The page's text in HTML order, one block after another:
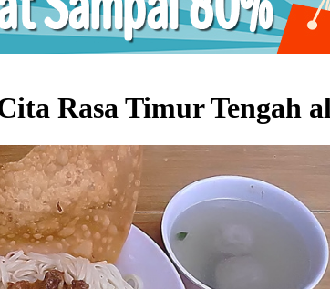
Rasa Timur Tengah